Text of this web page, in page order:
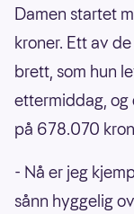
Damen startet
kroner. Ett av
brett, som hun
ettermiddag, og
på 678.070
- Nå er jeg
sånn hyggelig